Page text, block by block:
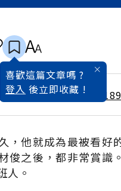
喜歡這篇文章嗎 ?
登入 後立即收藏 !
2002 / 3月號雜誌 第
，他就成為最被看好
俊之後，都非常賞識
人。